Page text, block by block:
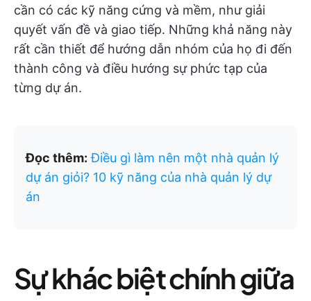
cần có các kỹ năng cứng và mềm, như giải
quyết vấn đề và giao tiếp. Những khả năng này
rất cần thiết để hướng dẫn nhóm của họ đi đến
thành công và điều hướng sự phức tạp của
từng dự án.
Đọc thêm: Điều gì làm nên một nhà quản lý
dự án giỏi? 10 kỹ năng của nhà quản lý dự
án
Sự khác biệt chính giữa